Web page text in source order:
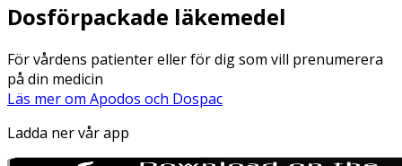
Dosförpackade läkemedel
För vårdens patienter eller för dig som vill prenumerera
på din medicin
Läs mer om Apodos och Dospac
Ladda ner vår app